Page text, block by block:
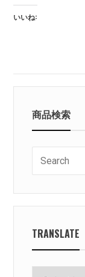
いいね:
商品検索
TRANSLATE